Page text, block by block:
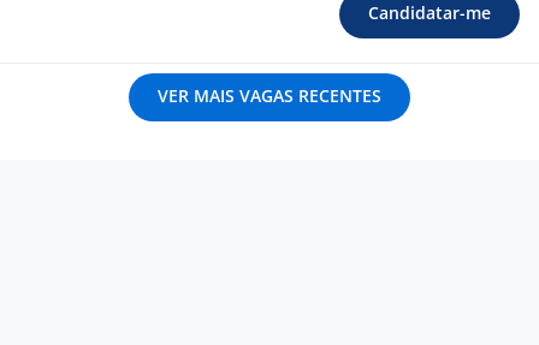
Candidatar-me
VER MAIS VAGAS RECENTES